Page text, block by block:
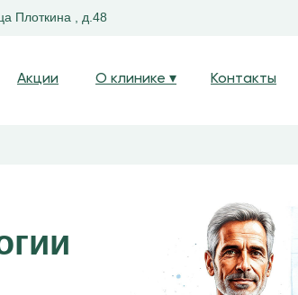
Акции О клинике ▾ Контакты
Плоткина , д.48